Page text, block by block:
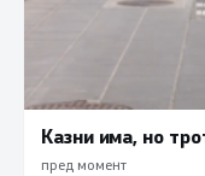
Казни има, но
пред момент